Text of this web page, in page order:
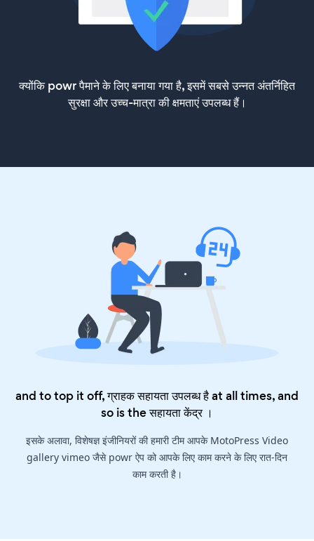
क्योंकि powr पैमाने के लिए बनाया गया है, इसमें सबसे उन्नत अंतर्निहित
सुरक्षा और उच्च-मात्रा की क्षमताएं उपलब्ध हैं।
and to top it off, ग्राहक सहायता उपलब्ध है at all times, and
so is theसहायता केंद्र।
इसके अलावा, विशेषज्ञ इंजीनियरों की हमारी टीम आपके MotoPress Video
gallery vimeo जैसे powr ऐप को आपके लिए काम करने के लिए रात-दिन
काम करती है।